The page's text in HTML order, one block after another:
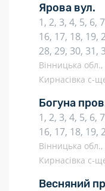
Ярова вул.
1, 2, 3, 4, 5, 6,
16, 17, 18, 19,
28, 29, 30, 31,
Вінницька
Кирнасівка с-
Богуна
1, 2, 3, 4, 5, 6,
16, 17, 18, 19,
Вінницька
Кирнасівка с-
Весняний